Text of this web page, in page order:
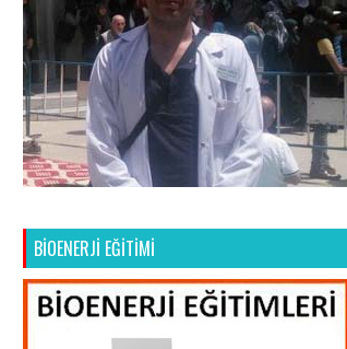
BİOENERJİ EĞİTİMİ